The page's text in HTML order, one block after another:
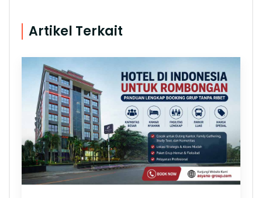
Artikel Terkait